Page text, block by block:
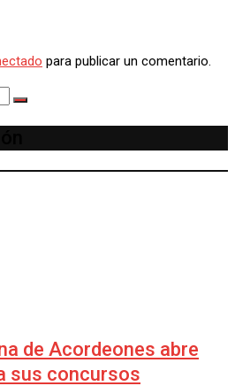
para publicar un comentario.
de Acordeones abre
sus concursos